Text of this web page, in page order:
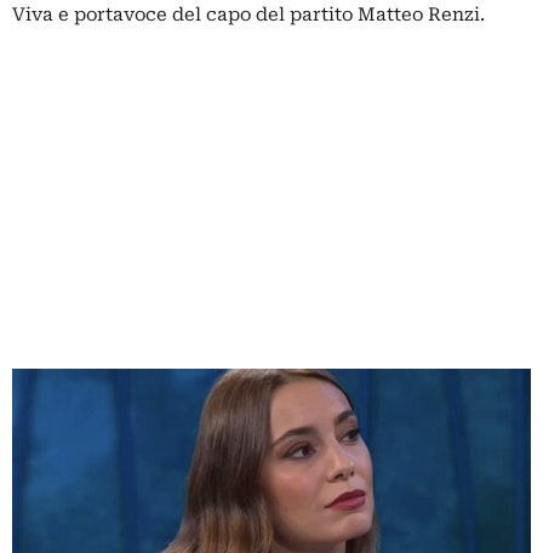
Viva e portavoce del capo del partito Matteo Renzi.